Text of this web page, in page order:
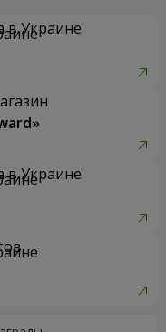
в Украине
в Украине